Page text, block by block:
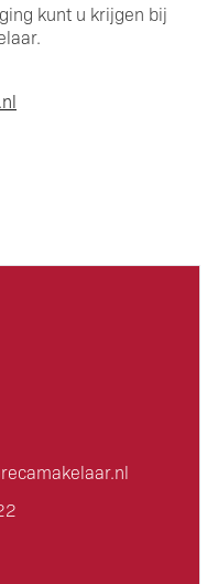
kunt u krijgen bij